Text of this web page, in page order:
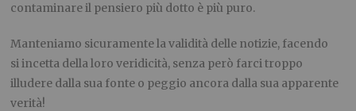
contaminare il pensiero più dotto è più puro.
Manteniamo sicuramente la validità delle notizie, facendo
si incetta della loro veridicità, senza però farci troppo
illudere dalla sua fonte o peggio ancora dalla sua apparente
verità!